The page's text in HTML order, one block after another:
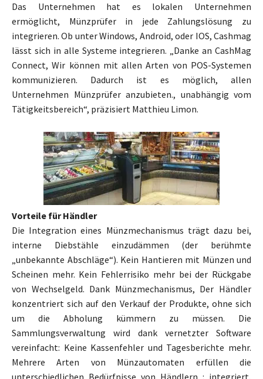
Das Unternehmen hat es lokalen Unternehmen
ermöglicht, Münzprüfer in jede Zahlungslösung zu
integrieren. Ob unter Windows, Android, oder IOS, Cashmag
lässt sich in alle Systeme integrieren. „Danke an CashMag
Connect, Wir können mit allen Arten von POS-Systemen
kommunizieren. Dadurch ist es möglich, allen
Unternehmen Münzprüfer anzubieten., unabhängig vom
Tätigkeitsbereich“, präzisiert Matthieu Limon.
Vorteile für Händler
Die Integration eines Münzmechanismus trägt dazu bei,
interne Diebstähle einzudämmen (der berühmte
„unbekannte Abschläge“). Kein Hantieren mit Münzen und
Scheinen mehr. Kein Fehlerrisiko mehr bei der Rückgabe
von Wechselgeld. Dank Münzmechanismus, Der Händler
konzentriert sich auf den Verkauf der Produkte, ohne sich
um die Abholung kümmern zu müssen. Die
Sammlungsverwaltung wird dank vernetzter Software
vereinfacht: Keine Kassenfehler und Tagesberichte mehr.
Mehrere Arten von Münzautomaten erfüllen die